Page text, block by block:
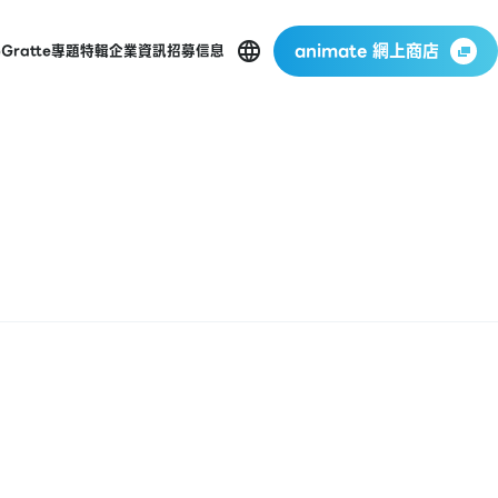
Gratte專題特輯企業資訊招募信息 animate 網上商店